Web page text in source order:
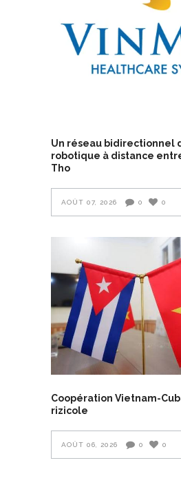
Un réseau bidirectionnel
robotique à distance
Tho
AOÛT 07, 2026 0 0
Coopération Vietnam-
rizicole
AOÛT 06, 2026 0 0